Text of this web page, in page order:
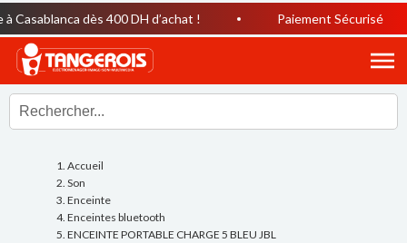
dès 400 DH d’achat ! Paiement Sécurisé
Accueil
Son
Enceinte
Enceintes bluetooth
ENCEINTE PORTABLE CHARGE 5 BLEU JBL